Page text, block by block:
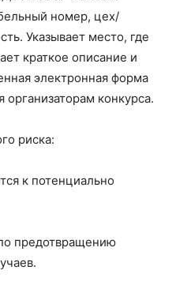
номер, цех/
Указывает место, где
краткое описание и
электронная форма
организаторам конкурса.
риска:
к потенциально
предотвращению